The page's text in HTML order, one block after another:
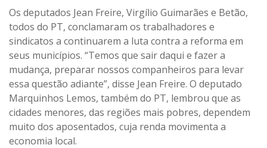
Os deputados Jean Freire, Virgílio Guimarães e Betão,
todos do PT, conclamaram os trabalhadores e
sindicatos a continuarem a luta contra a reforma em
seus municípios. “Temos que sair daqui e fazer a
mudança, preparar nossos companheiros para levar
essa questão adiante”, disse Jean Freire. O deputado
Marquinhos Lemos, também do PT, lembrou que as
cidades menores, das regiões mais pobres, dependem
muito dos aposentados, cuja renda movimenta a
economia local.